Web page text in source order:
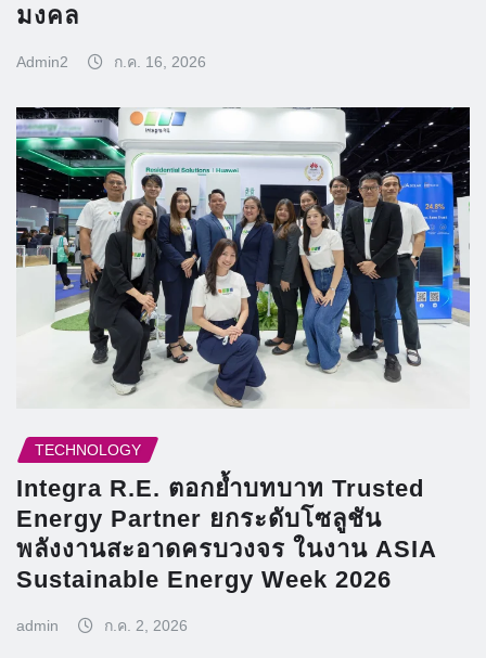
มงคล
Admin2 ก.ค. 16, 2026
TECHNOLOGY
Integra R.E. ตอกย้ำบทบาท Trusted
Energy Partner ยกระดับโซลูชัน
พลังงานสะอาดครบวงจร ในงาน ASIA
Sustainable Energy Week 2026
admin ก.ค. 2, 2026